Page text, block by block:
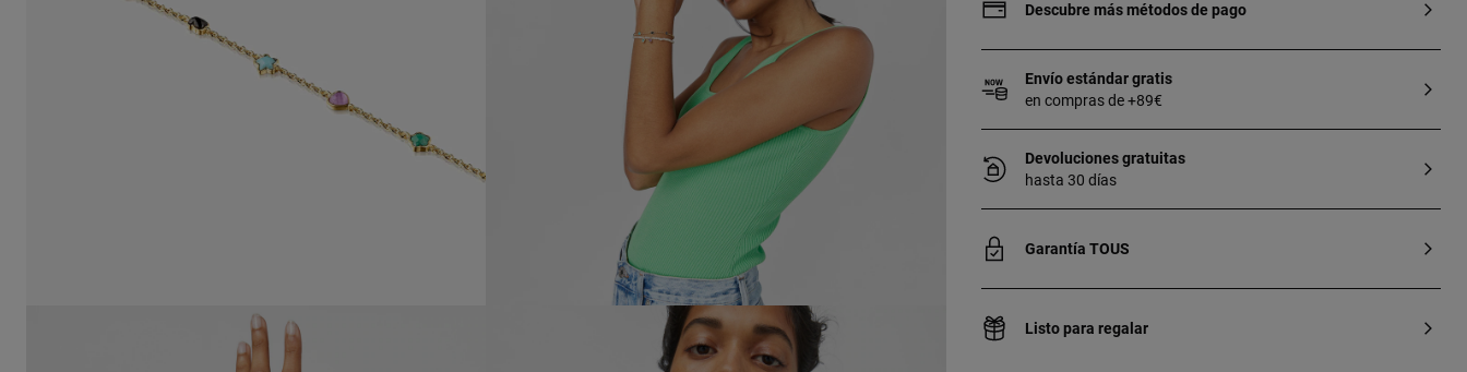
Descubre más métodos de pago
Envío estándar gratis
en compras de +89€
Devoluciones gratuitas
hasta 30 días
Garantía TOUS
Listo para regalar